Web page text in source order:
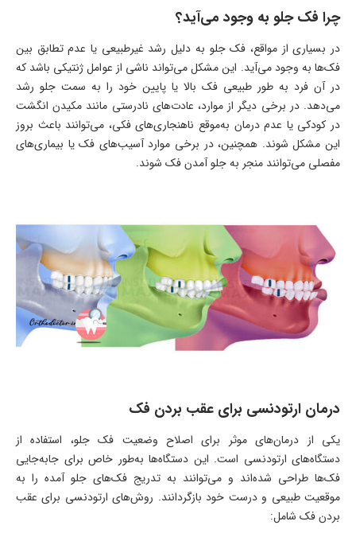
چرا فک جلو به وجود می‌آید؟
در بسیاری از مواقع، فک جلو به دلیل رشد غیرطبیعی یا عدم تطابق بین
فک‌ها به وجود می‌آید. این مشکل می‌تواند ناشی از عوامل ژنتیکی باشد که
در آن فرد به طور طبیعی فک بالا یا پایین خود را به سمت جلو رشد
می‌دهد. در برخی دیگر از موارد، عادت‌های نادرستی مانند مکیدن انگشت
در کودکی یا عدم درمان به‌موقع ناهنجاری‌های فکی، می‌توانند باعث بروز
این مشکل شوند. همچنین، در برخی موارد آسیب‌های فک یا بیماری‌های
مفصلی می‌توانند منجر به جلو آمدن فک شوند.
درمان ارتودنسی برای عقب بردن فک
یکی از درمان‌های موثر برای اصلاح وضعیت فک جلو، استفاده از
دستگاه‌های ارتودنسی است. این دستگاه‌ها به‌طور خاص برای جابه‌جایی
فک‌ها طراحی شده‌اند و می‌توانند به تدریج فک‌های جلو آمده را به
موقعیت طبیعی و درست خود بازگردانند. روش‌های ارتودنسی برای عقب
بردن فک شامل: